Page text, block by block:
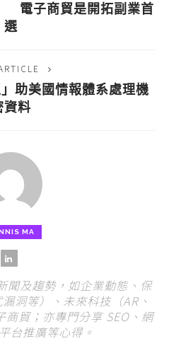
電子商貿是開拓副業首
選
助美國情報體系處理機
資料
MA
聞及趨勢，如企業動態、保
洞等）、未來科技（AR、
商貿；亦專門分享 SEO、網
台推廣等心得。